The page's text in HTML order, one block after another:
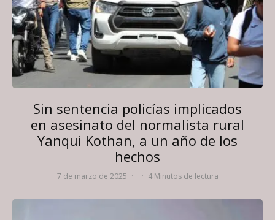
Sin sentencia policías implicados
en asesinato del normalista rural
Yanqui Kothan, a un año de los
hechos
7 de marzo de 2025 · · 4 Minutos de lectura